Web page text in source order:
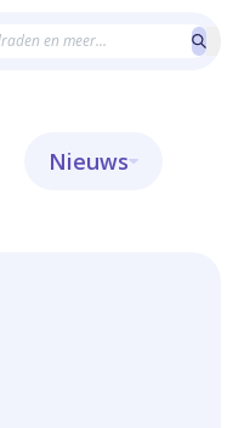
Nieuws